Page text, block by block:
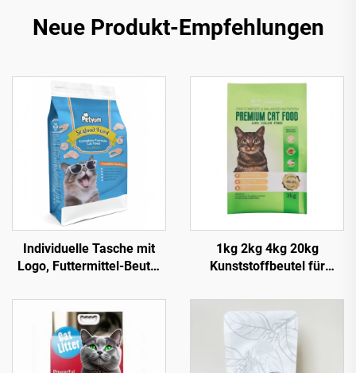
Neue Produkt-Empfehlungen
Individuelle Tasche mit
Logo, Futtermittel-Beutel
Verschluss,
Aluminiumfolie mit
Fenster für
Hundefutterverpackung
1kg 2kg 4kg 20kg
Kunststoffbeutel für
Verpackungsbeutel für
Katzenstreu